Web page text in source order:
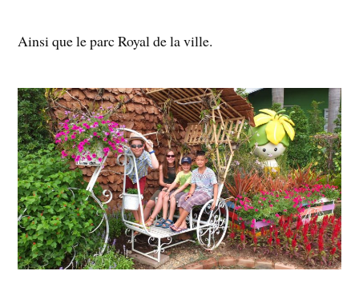
Ainsi que le parc Royal de la ville.